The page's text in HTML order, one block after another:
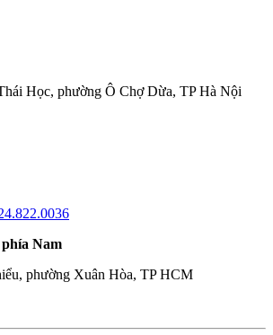
Học, phường Ô Chợ Dừa, TP Hà Nội
Nam
phường Xuân Hòa, TP HCM